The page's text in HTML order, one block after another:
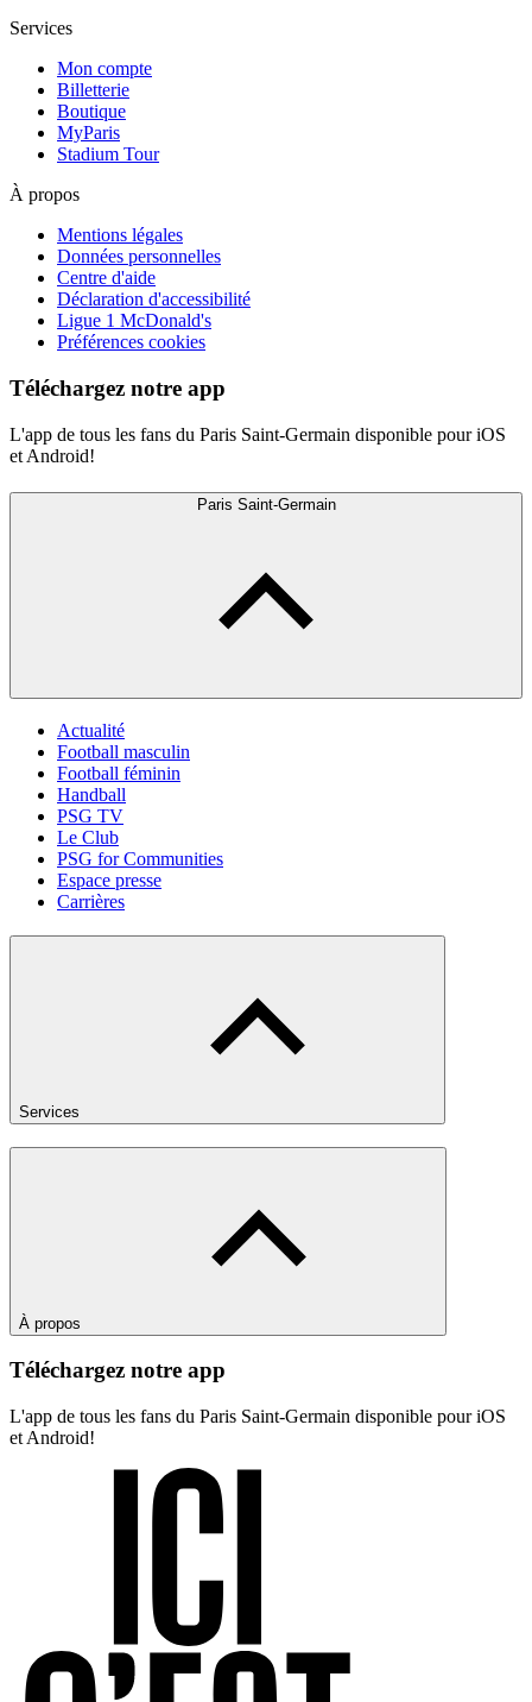
Services
Mon compte
Billetterie
Boutique
MyParis
Stadium Tour
À propos
Mentions légales
Données personnelles
Centre d'aide
Déclaration d'accessibilité
Ligue 1 McDonald's
Préférences cookies
Téléchargez notre app
L'app de tous les fans du Paris Saint-Germain disponible pour iOS
et Android!
Paris Saint-Germain
Actualité
Football masculin
Football féminin
Handball
PSG TV
Le Club
PSG for Communities
Espace presse
Carrières
Services
À propos
Téléchargez notre app
L'app de tous les fans du Paris Saint-Germain disponible pour iOS
et Android!